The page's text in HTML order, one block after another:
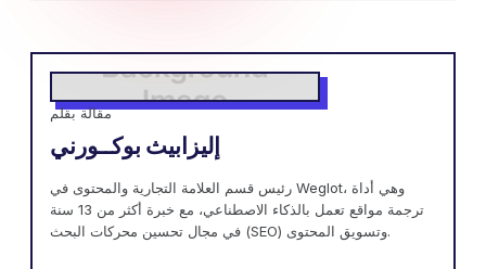
مقالة بقلم
إليزابيث بوكــورني
رئيس قسم العلامة التجارية والمحتوى في Weglot، وهي أداة
ترجمة مواقع تعمل بالذكاء الاصطناعي، مع خبرة أكثر من 13 سنة
في مجال تحسين محركات البحث (SEO) وتسويق المحتوى.